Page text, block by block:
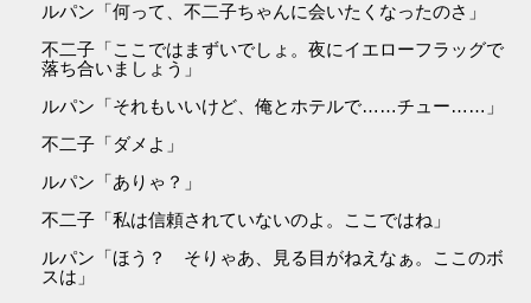
ルパン「何って、不二子ちゃんに会いたくなったのさ」
不二子「ここではまずいでしょ。夜にイエローフラッグで
落ち合いましょう」
ルパン「それもいいけど、俺とホテルで……チュー……」
不二子「ダメよ」
ルパン「ありゃ？」
不二子「私は信頼されていないのよ。ここではね」
ルパン「ほう？ そりゃあ、見る目がねえなぁ。ここのボ
スは」